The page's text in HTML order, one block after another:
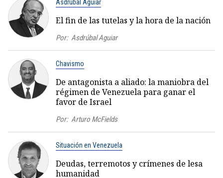
Asdrúbal Aguiar
El fin de las tutelas y la hora de la nación
Por: Asdrúbal Aguiar
Chavismo
De antagonista a aliado: la maniobra del
régimen de Venezuela para ganar el
favor de Israel
Por: Arturo McFields
Situación en Venezuela
Deudas, terremotos y crímenes de lesa
humanidad